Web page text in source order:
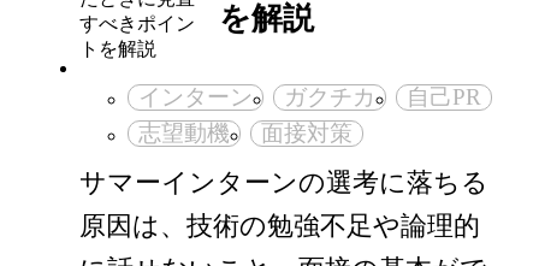
を解説
インターン ガクチカ
自己PR
志望動機
面接対策
サマーインターンの選考に落ちる
原因は、技術の勉強不足や論理的